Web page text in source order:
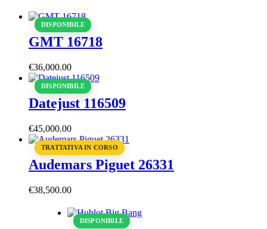
DISPONIBILE
GMT 16718
€36,000.00
DISPONIBILE
Datejust 116509
€45,000.00
TRATTATIVA IN CORSO
Audemars Piguet 26331
€38,500.00
DISPONIBILE